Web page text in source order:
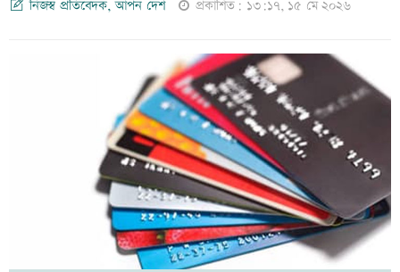
নিজস্ব প্রতিবেদক, আপন দেশ প্রকাশিত: ১৩:১৭, ১৫ মে ২০২৬